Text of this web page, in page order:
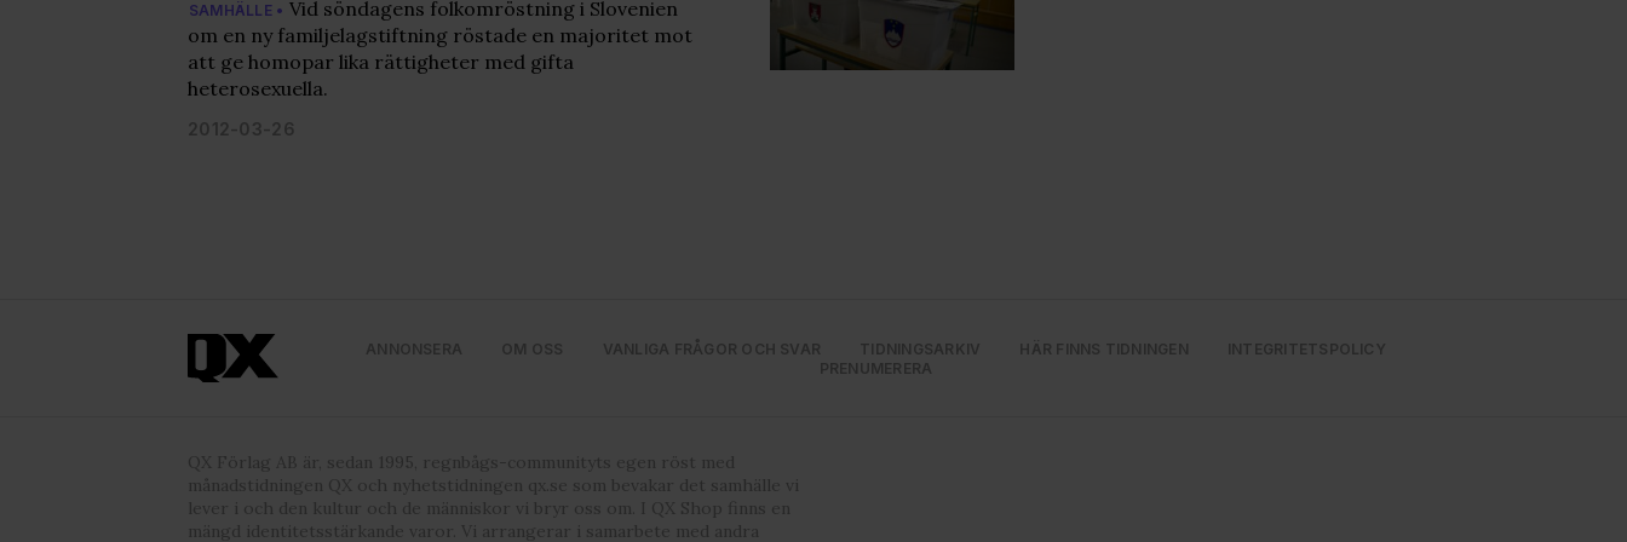
SAMHÄLLE • Vid söndagens folkomröstning i Slovenien
om en ny familjelagstiftning röstade en majoritet mot
att ge homopar lika rättigheter med gifta
heterosexuella.
2012-03-26
ANNONSERA OM OSS VANLIGA FRÅGOR OCH SVAR TIDNINGSARKIV HÄR FINNS TIDNINGEN
INTEGRITETSPOLICY
PRENUMERERA
QX Förlag AB är, sedan 1995, regnbågs-communityts egen röst med
månadstidningen QX och nyhetstidningen qx.se som bevakar det samhälle vi
lever i och den kultur och de människor vi bryr oss om. I QX Shop finns en
mängd identitetsstärkande varor. Vi arrangerar i samarbete med andra